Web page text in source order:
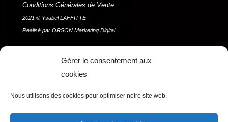
Gérer le consentement aux
cookies
Nous utilisons des cookies pour optimiser notre site web.
Conditions Générales de Vente
2021 © Ysabel LAFFITTE
Réalisé par ORSON Marketing Digital
Menu
a
e
n
t
i
t
o
t